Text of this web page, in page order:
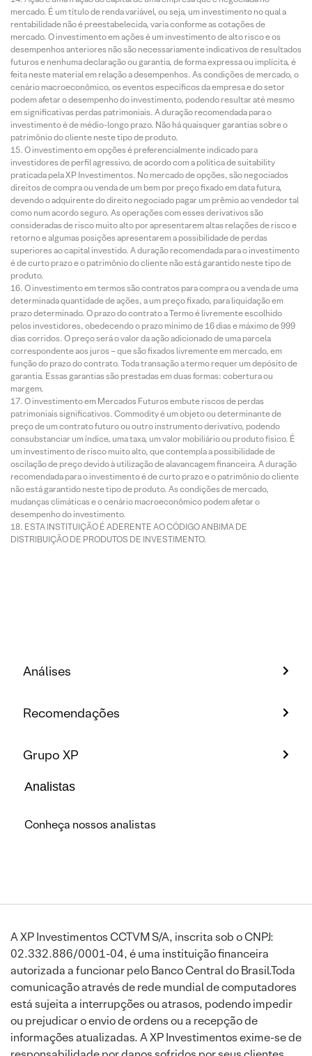
mercado. É um título de renda variável, ou seja, um investimento no qual a
rentabilidade não é preestabelecida, varia conforme as cotações de
mercado. O investimento em ações é um investimento de alto risco e os
desempenhos anteriores não são necessariamente indicativos de resultados
futuros e nenhuma declaração ou garantia, de forma expressa ou implícita, é
feita neste material em relação a desempenhos. As condições de mercado, o
cenário macroeconômico, os eventos específicos da empresa e do setor
podem afetar o desempenho do investimento, podendo resultar até mesmo
em significativas perdas patrimoniais. A duração recomendada para o
investimento é de médio-longo prazo. Não há quaisquer garantias sobre o
patrimônio do cliente neste tipo de produto.
O investimento em opções é preferencialmente indicado para
investidores de perfil agressivo, de acordo com a política de suitability
praticada pela XP Investimentos. No mercado de opções, são negociados
direitos de compra ou venda de um bem por preço fixado em data futura,
devendo o adquirente do direito negociado pagar um prêmio ao vendedor tal
como num acordo seguro. As operações com esses derivativos são
consideradas de risco muito alto por apresentarem altas relações de risco e
retorno e algumas posições apresentarem a possibilidade de perdas
superiores ao capital investido. A duração recomendada para o investimento
é de curto prazo e o patrimônio do cliente não está garantido neste tipo de
produto.
O investimento em termos são contratos para compra ou a venda de uma
determinada quantidade de ações, a um preço fixado, para liquidação em
prazo determinado. O prazo do contrato a Termo é livremente escolhido
pelos investidores, obedecendo o prazo mínimo de 16 dias e máximo de 999
dias corridos. O preço será o valor da ação adicionado de uma parcela
correspondente aos juros – que são fixados livremente em mercado, em
função do prazo do contrato. Toda transação a termo requer um depósito de
garantia. Essas garantias são prestadas em duas formas: cobertura ou
margem.
O investimento em Mercados Futuros embute riscos de perdas
patrimoniais significativos. Commodity é um objeto ou determinante de
preço de um contrato futuro ou outro instrumento derivativo, podendo
consubstanciar um índice, uma taxa, um valor mobiliário ou produto físico. É
um investimento de risco muito alto, que contempla a possibilidade de
oscilação de preço devido à utilização de alavancagem financeira. A duração
recomendada para o investimento é de curto prazo e o patrimônio do cliente
não está garantido neste tipo de produto. As condições de mercado,
mudanças climáticas e o cenário macroeconômico podem afetar o
desempenho do investimento.
ESTA INSTITUIÇÃO É ADERENTE AO CÓDIGO ANBIMA DE
DISTRIBUIÇÃO DE PRODUTOS DE INVESTIMENTO.
Análises
Recomendações
Grupo XP
Analistas
Conheça nossos analistas
A XP Investimentos CCTVM S/A, inscrita sob o CNPJ:
02.332.886/0001-04, é uma instituição financeira
autorizada a funcionar pelo Banco Central do Brasil.Toda
comunicação através de rede mundial de computadores
está sujeita a interrupções ou atrasos, podendo impedir
ou prejudicar o envio de ordens ou a recepção de
informações atualizadas. A XP Investimentos exime-se de